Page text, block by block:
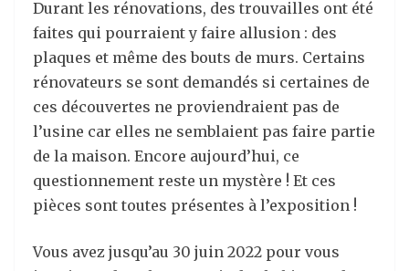
Durant les rénovations, des trouvailles ont été
faites qui pourraient y faire allusion : des
plaques et même des bouts de murs. Certains
rénovateurs se sont demandés si certaines de
ces découvertes ne proviendraient pas de
l’usine car elles ne semblaient pas faire partie
de la maison. Encore aujourd’hui, ce
questionnement reste un mystère ! Et ces
pièces sont toutes présentes à l’exposition !
Vous avez jusqu’au 30 juin 2022 pour vous